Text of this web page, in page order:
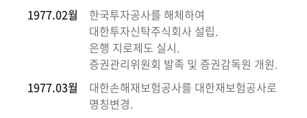
1977.02월
한국투자공사를 해체하여
대한투자신탁주식회사 설립.
은행 지로제도 실시.
증권관리위원회 발족 및 증권감독원 개원.
1977.03월
대한손해재보험공사를 대한재보험공사로
명칭변경.